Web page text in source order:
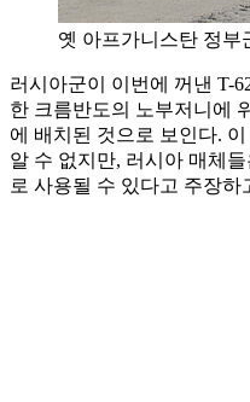
옛 아프가니스탄 정부
러시아군이 이번에 꺼낸 T-
한 크름반도의 노부저니에
에 배치된 것으로 보인다.
알 수 없지만, 러시아 매체
로 사용될 수 있다고 주장하